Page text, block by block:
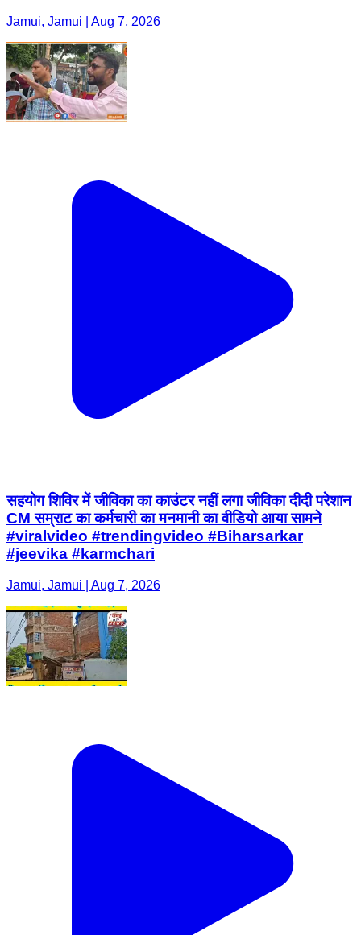
Jamui, Jamui | Aug 7, 2026
सहयोग शिविर में जीविका का काउंटर नहीं लगा जीविका दीदी परेशान
CM सम्राट का कर्मचारी का मनमानी का वीडियो आया सामने
#viralvideo #trendingvideo #Biharsarkar
#jeevika #karmchari
Jamui, Jamui | Aug 7, 2026